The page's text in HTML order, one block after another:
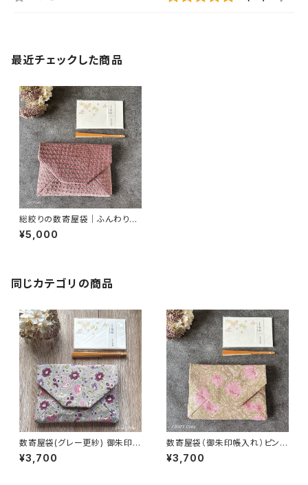
最近チェックした商品
総絞りの数寄屋袋｜ふんわりピ
ンクグレー｜御朱印帳入れ・茶
道
¥5,000
同じカテゴリの商品
数寄屋袋(グレー更紗) 御朱印帳
¥3,700
数寄屋袋（御朱印帳入れ）ピンパ
ネル・ピンク柄／ウィリアムモリ
ス生地使用
¥3,700